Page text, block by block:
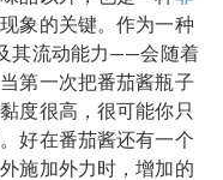
象的关键。作为一种
其流动能力——会随着
第一次把番茄酱瓶子
度很高，很可能你只
好在番茄酱还有一个
施加外力时，增加的